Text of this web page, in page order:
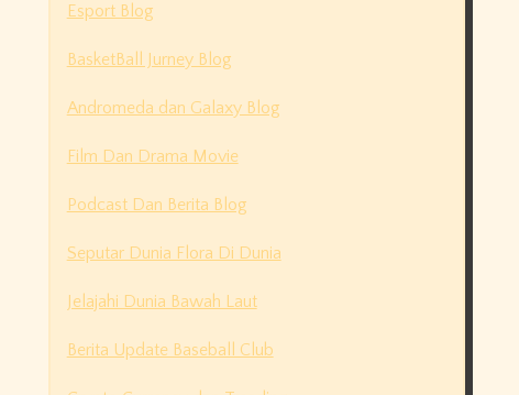
Esport Blog
BasketBall Jurney Blog
Andromeda dan Galaxy Blog
Film Dan Drama Movie
Podcast Dan Berita Blog
Seputar Dunia Flora Di Dunia
Jelajahi Dunia Bawah Laut
Berita Update Baseball Club